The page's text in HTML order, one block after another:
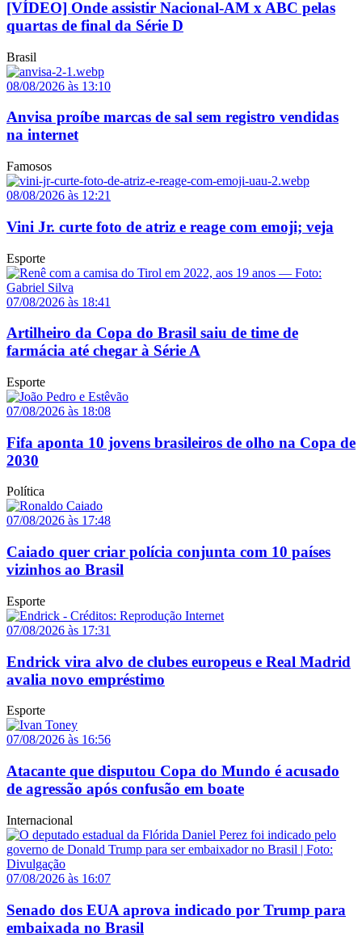
[VÍDEO] Onde assistir Nacional-AM x ABC pelas
quartas de final da Série D
Brasil
08/08/2026 às 13:10
Anvisa proíbe marcas de sal sem registro vendidas
na internet
Famosos
08/08/2026 às 12:21
Vini Jr. curte foto de atriz e reage com emoji; veja
Esporte
07/08/2026 às 18:41
Artilheiro da Copa do Brasil saiu de time de
farmácia até chegar à Série A
Esporte
07/08/2026 às 18:08
Fifa aponta 10 jovens brasileiros de olho na Copa de
2030
Política
07/08/2026 às 17:48
Caiado quer criar polícia conjunta com 10 países
vizinhos ao Brasil
Esporte
07/08/2026 às 17:31
Endrick vira alvo de clubes europeus e Real Madrid
avalia novo empréstimo
Esporte
07/08/2026 às 16:56
Atacante que disputou Copa do Mundo é acusado
de agressão após confusão em boate
Internacional
07/08/2026 às 16:07
Senado dos EUA aprova indicado por Trump para
embaixada no Brasil